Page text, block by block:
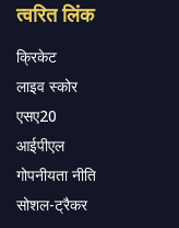
त्वरित लिंक
क्रिकेट
लाइव स्कोर
एसए20
आईपीएल
गोपनीयता नीति
सोशल-ट्रैकर